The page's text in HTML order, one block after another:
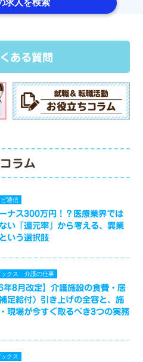
求人を検索
ある質問
ラム
通信
ナス300万円！？医療業界では
い「還元率」から考える、異業
いう選択肢
クス 介護の仕事
年8月改定】介護施設の食費・居
足給付）引き上げの全容と、施
現場が今すぐ取るべき3つの実務
クス